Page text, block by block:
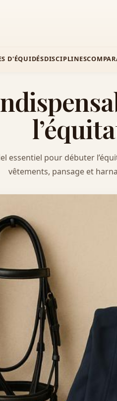
D'ÉQUIDÉSDISCIPLINES
essentiel pour débuter
vêtements, pansage et